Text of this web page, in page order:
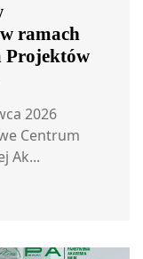
ramach
Projektów
2026
Centrum
Ak...